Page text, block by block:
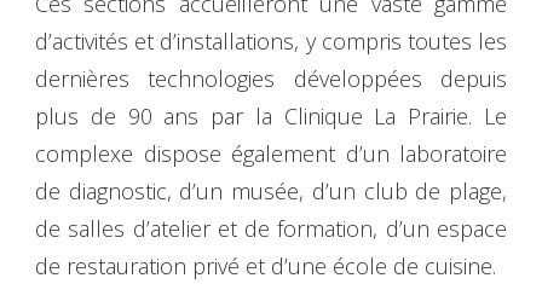
d’activités et d’installations, y compris toutes les
dernières technologies développées depuis
plus de 90 ans par la Clinique La Prairie. Le
complexe dispose également d’un laboratoire
de diagnostic, d’un musée, d’un club de plage,
de salles d’atelier et de formation, d’un espace
de restauration privé et d’une école de cuisine.